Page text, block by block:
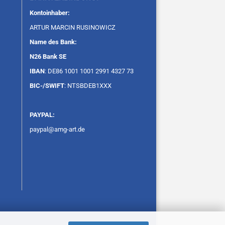
Kontoinhaber:
ARTUR MARCIN RUSINOWICZ
Name des Bank:
N26 Bank SE
IBAN: DE86 1001 1001 2991 4327 73
BIC-/SWIFT: NTSBDEB1XXX
PAYPAL:
paypal@amg-art.de